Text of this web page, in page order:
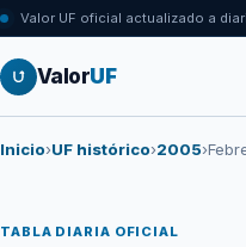
Valor UF oficial actualizado a
ValorUF
Inicio›UF histórico›2005›
TABLA DIARIA OFICIAL